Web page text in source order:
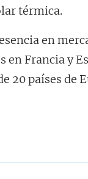
térmica.
en
Francia y
20 países de